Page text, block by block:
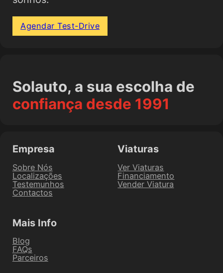
Agendar Test-Drive
Solauto, a sua escolha de
confiança desde 1991
Empresa
Sobre Nós
Localizações
Testemunhos
Contactos
Viaturas
Ver Viaturas
Financiamento
Vender Viatura
Mais Info
Blog
FAQs
Parceiros